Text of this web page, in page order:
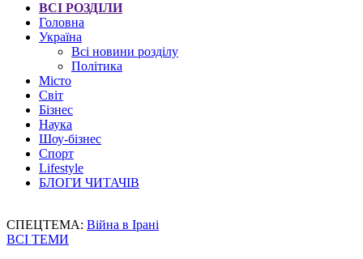
ВСІ РОЗДІЛИ
Головна
Україна
Всі новини розділу
Політика
Місто
Світ
Бізнес
Наука
Шоу-бізнес
Спорт
Lifestyle
БЛОГИ ЧИТАЧІВ
СПЕЦТЕМА: Війна в Ірані
ВСІ ТЕМИ